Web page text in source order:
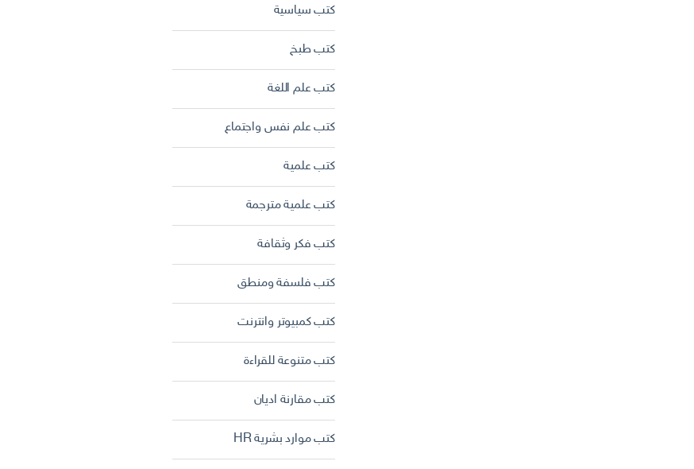
كتب سياسية
كتب طبخ
كتب علم اللغة
كتب علم نفس واجتماع
كتب علمية
كتب علمية مترجمة
كتب فكر وثقافة
كتب فلسفة ومنطق
كتب كمبيوتر وانترنت
كتب متنوعة للقراءة
كتب مقارنة اديان
كتب موارد بشرية HR